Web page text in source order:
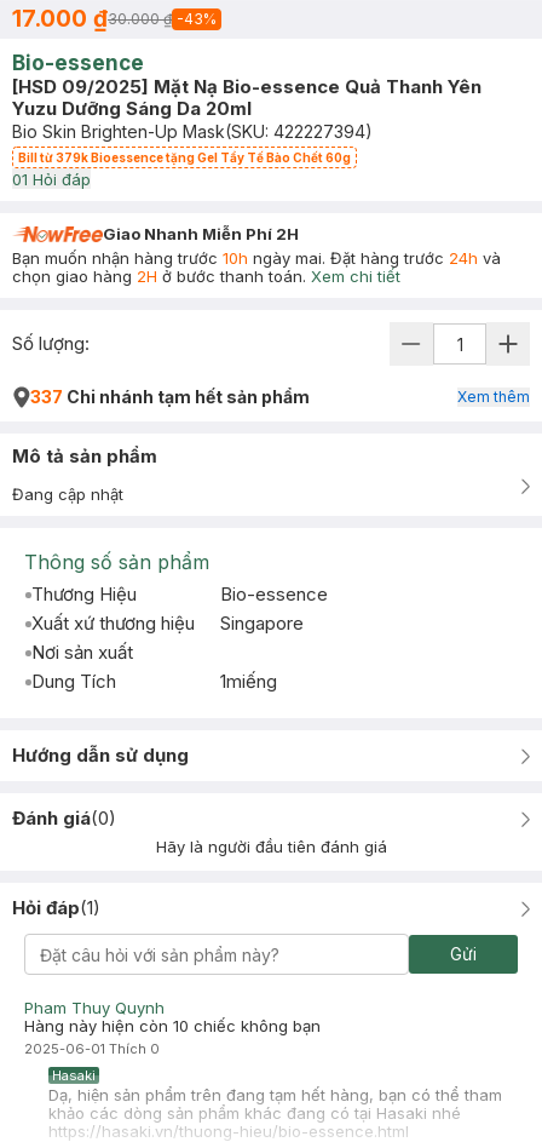
17.000 ₫30.000 ₫ -43%
Bio-essence
[HSD 09/2025] Mặt Nạ Bio-essence Quả Thanh Yên
Yuzu Dưỡng Sáng Da 20ml
Bio Skin Brighten-Up Mask(SKU: 422227394)
Bill từ 379k Bioessence tặng Gel Tẩy Tế Bào Chết 60g
01 Hỏi đáp
Giao Nhanh Miễn Phí 2H
Bạn muốn nhận hàng trước 10h ngày mai. Đặt hàng trước 24h và
chọn giao hàng 2H ở bước thanh toán. Xem chi tiết
Số lượng:
337 Chi nhánh tạm hết sản phẩm Xem thêm
Mô tả sản phẩm
Đang cập nhật
Thông số sản phẩm
Thương Hiệu
Bio-essence
Xuất xứ thương hiệu
Singapore
Nơi sản xuất
Dung Tích
1miếng
Hướng dẫn sử dụng
Đánh giá(0)
Hãy là người đầu tiên đánh giá
Hỏi đáp(1)
Gửi
Pham Thuy Quynh
Hàng này hiện còn 10 chiếc không bạn
2025-06-01 Thích 0
Hasaki
Dạ, hiện sản phẩm trên đang tạm hết hàng, bạn có thể tham
khảo các dòng sản phẩm khác đang có tại Hasaki nhé
https://hasaki.vn/thuong-hieu/bio-essence.html